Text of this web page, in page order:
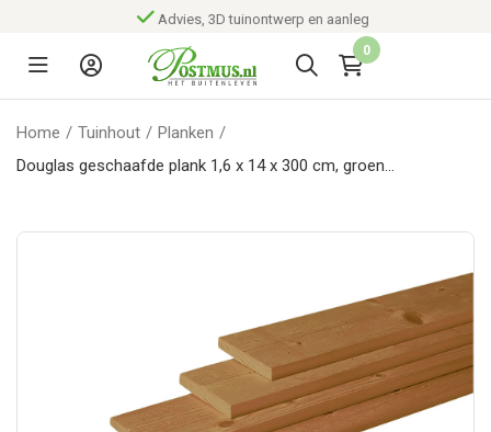
Advies, 3D tuinontwerp en aanleg
0
Home / Tuinhout / Planken /
Douglas geschaafde plank 1,6 x 14 x 300 cm, groen